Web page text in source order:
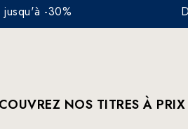
jusqu'à -30%
NOS TITRES À PRIX